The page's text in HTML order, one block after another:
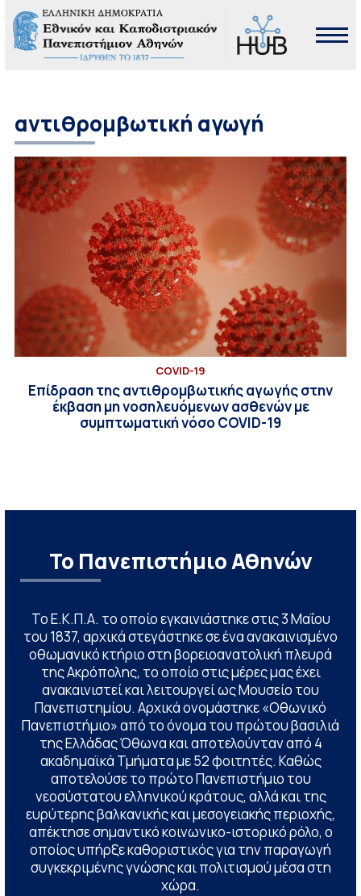
αντιθρομβωτική αγωγή
COVID-19
Επίδραση της αντιθρομβωτικής αγωγής στην
έκβαση μη νοσηλευόμενων ασθενών με
συμπτωματική νόσο COVID-19
Το Πανεπιστήμιο Αθηνών
Το Ε.Κ.Π.Α. το οποίο εγκαινιάστηκε στις 3 Μαΐου
του 1837, αρχικά στεγάστηκε σε ένα ανακαινισμένο
οθωμανικό κτήριο στη βορειοανατολική πλευρά
της Ακρόπολης, το οποίο στις μέρες μας έχει
ανακαινιστεί και λειτουργεί ως Μουσείο του
Πανεπιστημίου. Αρχικά ονομάστηκε «Οθωνικό
Πανεπιστήμιο» από το όνομα του πρώτου βασιλιά
της Ελλάδας Όθωνα και αποτελούνταν από 4
ακαδημαϊκά Τμήματα με 52 φοιτητές. Καθώς
αποτελούσε το πρώτο Πανεπιστήμιο του
νεοσύστατου ελληνικού κράτους, αλλά και της
ευρύτερης βαλκανικής και μεσογειακής περιοχής,
απέκτησε σημαντικό κοινωνικο-ιστορικό ρόλο, ο
οποίος υπήρξε καθοριστικός για την παραγωγή
συγκεκριμένης γνώσης και πολιτισμού μέσα στη
χώρα.